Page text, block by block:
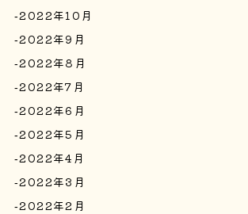
2022年10月
2022年9月
2022年8月
2022年7月
2022年6月
2022年5月
2022年4月
2022年3月
2022年2月